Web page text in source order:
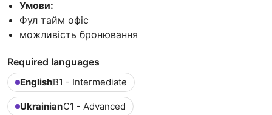
Умови:
Фул тайм офіс
можливість бронювання
Required languages
EnglishB1 - Intermediate
UkrainianC1 - Advanced